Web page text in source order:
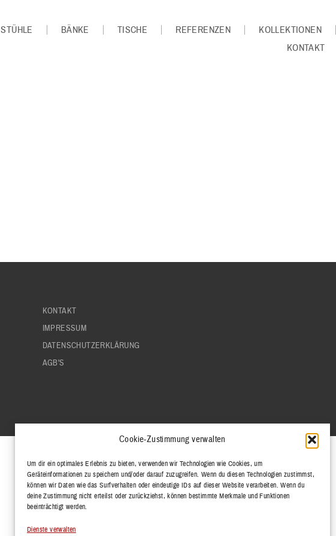
Cookie-Zustimmung verwalten
Um dir ein optimales Erlebnis zu bieten, verwenden wir Technologien wie Cookies, um
Geräteinformationen zu speichern und/oder darauf zuzugreifen. Wenn du diesen Technologien zustimmst,
können wir Daten wie das Surfverhalten oder eindeutige IDs auf dieser Website verarbeiten. Wenn du
deine Zustimmung nicht erteilst oder zurückziehst, können bestimmte Merkmale und Funktionen
beeinträchtigt werden.
Dienste verwalten
STÜHLE BÄNKE TISCHE REFERENZEN
KOLLEKTIONEN
KONTAKT
KONTAKT
IMPRESSUM
DATENSCHUTZERKLÄRUNG
AGB'S